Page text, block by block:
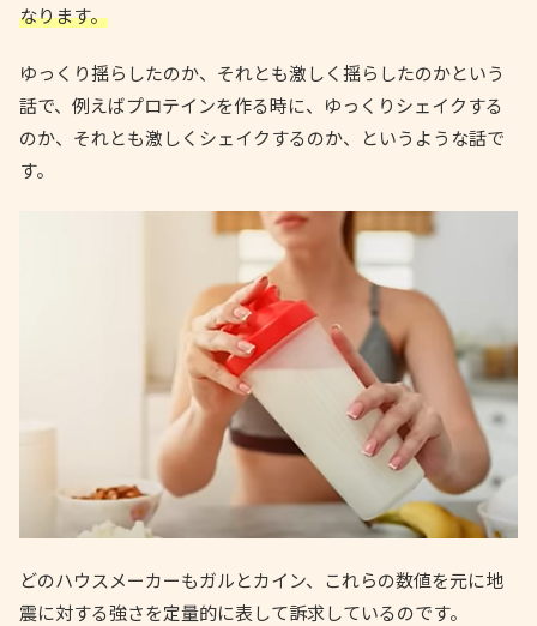
なります。
ゆっくり揺らしたのか、それとも激しく揺らしたのかという
話で、例えばプロテインを作る時に、ゆっくりシェイクする
のか、それとも激しくシェイクするのか、というような話で
す。
どのハウスメーカーもガルとカイン、これらの数値を元に地
震に対する強さを定量的に表して訴求しているのです。